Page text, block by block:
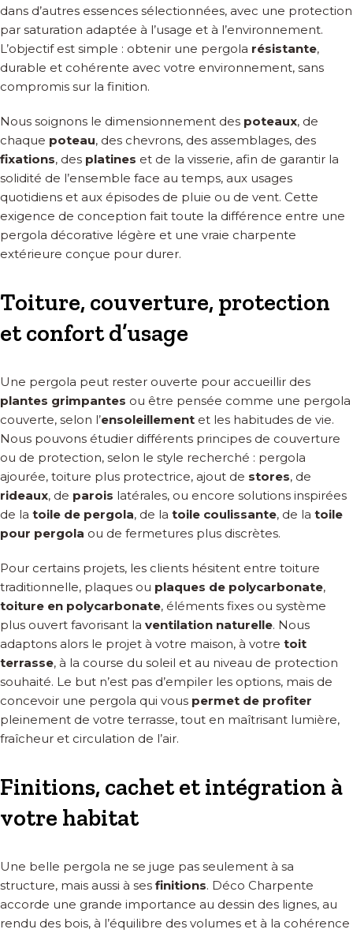
dans d’autres essences sélectionnées, avec une protection
par saturation adaptée à l’usage et à l’environnement.
L’objectif est simple : obtenir une pergola résistante,
durable et cohérente avec votre environnement, sans
compromis sur la finition.
Nous soignons le dimensionnement des poteaux, de
chaque poteau, des chevrons, des assemblages, des
fixations, des platines et de la visserie, afin de garantir la
solidité de l’ensemble face au temps, aux usages
quotidiens et aux épisodes de pluie ou de vent. Cette
exigence de conception fait toute la différence entre une
pergola décorative légère et une vraie charpente
extérieure conçue pour durer.
Toiture, couverture, protection
et confort d’usage
Une pergola peut rester ouverte pour accueillir des
plantes grimpantes ou être pensée comme une pergola
couverte, selon l’ensoleillementet les habitudes de vie.
Nous pouvons étudier différents principes de couverture
ou de protection, selon le style recherché : pergola
ajourée, toiture plus protectrice, ajout de stores, de
rideaux, de parois latérales, ou encore solutions inspirées
de la toile de pergola, de la toile coulissante, de la toile
pour pergola ou de fermetures plus discrètes.
Pour certains projets, les clients hésitent entre toiture
traditionnelle, plaques ou plaques de polycarbonate,
toiture en polycarbonate, éléments fixes ou système
plus ouvert favorisant la ventilation naturelle. Nous
adaptons alors le projet à votre maison, à votre toit
terrasse, à la course du soleil et au niveau de protection
souhaité. Le but n’est pas d’empiler les options, mais de
concevoir une pergola qui vous permet de profiter
pleinement de votre terrasse, tout en maîtrisant lumière,
fraîcheur et circulation de l’air.
Finitions, cachet et intégration à
votre habitat
Une belle pergola ne se juge pas seulement à sa
structure, mais aussi à ses finitions. Déco Charpente
accorde une grande importance au dessin des lignes, au
rendu des bois, à l’équilibre des volumes et à la cohérence